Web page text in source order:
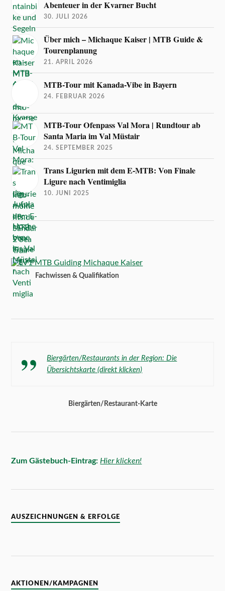
Abenteuer in der Kvarner Bucht
30. JULI 2026
Über mich – Michaque Kaiser | MTB Guide &
Tourenplanung
21. APRIL 2026
MTB-Tour mit Kanada-Vibe in Bayern
24. FEBRUAR 2026
MTB-Tour Ofenpass Val Mora | Rundtour ab
Santa Maria im Val Müstair
24. SEPTEMBER 2025
Trans Ligurien mit dem E-MTB: Von Finale
Ligure nach Ventimiglia
10. JUNI 2025
Fachwissen & Qualifikation
Biergärten/Restaurants in der Region: Die
Übersichtskarte (direkt klicken)
Biergärten/Restaurant-Karte
Zum Gästebuch-Eintrag: Hier klicken!
AUSZEICHNUNGEN & ERFOLGE
AKTIONEN/KAMPAGNEN